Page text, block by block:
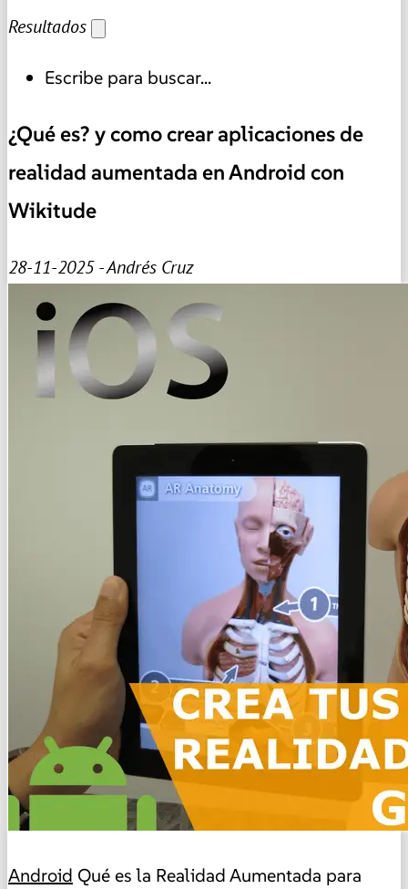
Resultados
Escribe para buscar...
¿Qué es? y como crear aplicaciones de
realidad aumentada en Android con
Wikitude
28-11-2025 - Andrés Cruz
Android Qué es la Realidad Aumentada para